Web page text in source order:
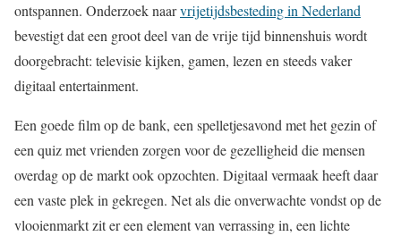
ontspannen. Onderzoek naarvrijetijdsbesteding in Nederland
bevestigt dat een groot deel van de vrije tijd binnenshuis wordt
doorgebracht: televisie kijken, gamen, lezen en steeds vaker
digitaal entertainment.
Een goede film op de bank, een spelletjesavond met het gezin of
een quiz met vrienden zorgen voor de gezelligheid die mensen
overdag op de markt ook opzochten. Digitaal vermaak heeft daar
een vaste plek in gekregen. Net als die onverwachte vondst op de
vlooienmarkt zit er een element van verrassing in, een lichte